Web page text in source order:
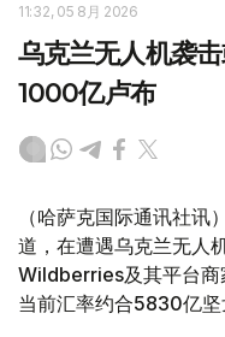
11:32, 05 8月 2026
乌克兰无人机袭
1000亿卢布
（哈萨克国际通讯社
道，在遭遇乌克兰无人
Wildberries及其平台
当前汇率约合5830亿坚